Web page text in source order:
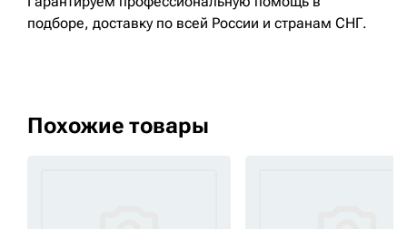
подборе, доставку по всей России и странам СНГ.
Похожие товары